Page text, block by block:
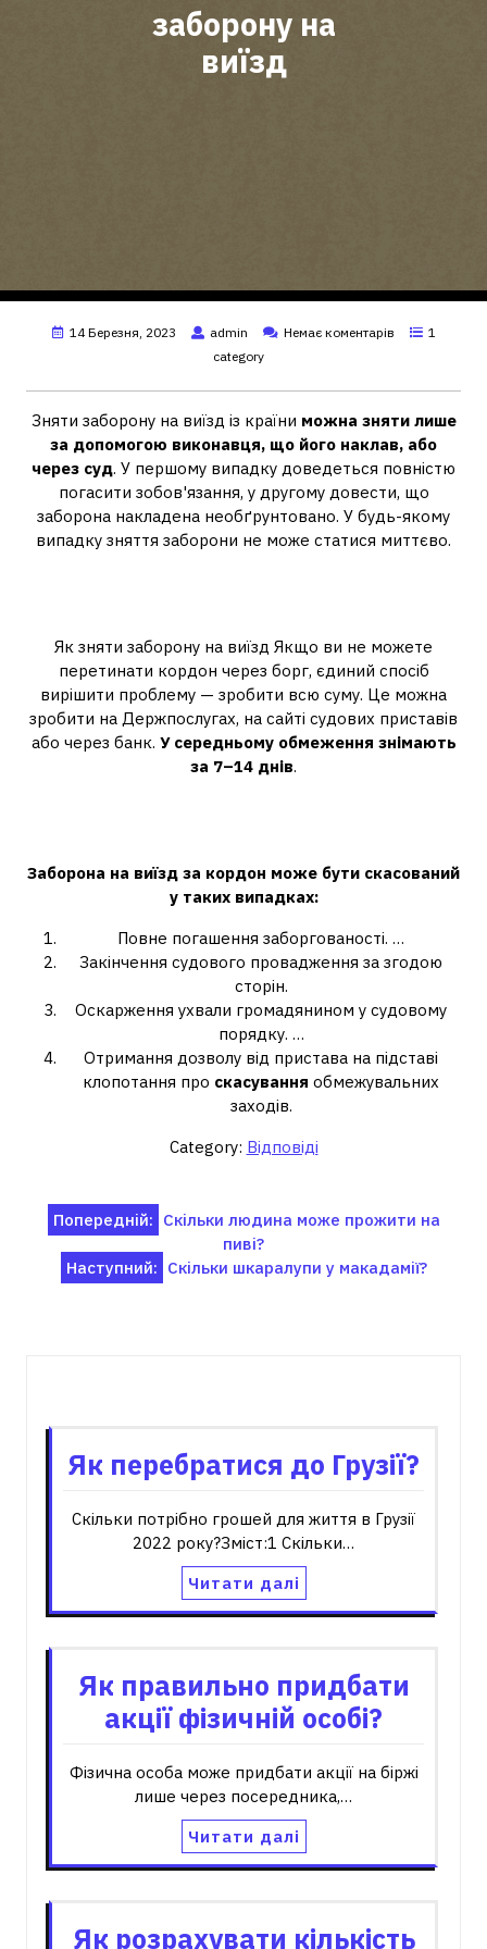
заборону на
виїзд
14 Березня, 2023 admin Немає коментарів
1
category
Зняти заборону на виїзд із країни можна зняти лише
за допомогою виконавця, що його наклав, або
через суд. У першому випадку доведеться повністю
погасити зобов'язання, у другому довести, що
заборона накладена необґрунтовано. У будь-якому
випадку зняття заборони не може статися миттєво.
Як зняти заборону на виїзд Якщо ви не можете
перетинати кордон через борг, єдиний спосіб
вирішити проблему — зробити всю суму. Це можна
зробити на Держпослугах, на сайті судових приставів
або через банк. У середньому обмеження знімають
за 7–14 днів.
Заборона на виїзд за кордон може бути скасований
у таких випадках:
Повне погашення заборгованості. …
Закінчення судового провадження за згодою
сторін.
Оскарження ухвали громадянином у судовому
порядку. …
Отримання дозволу від пристава на підставі
клопотання про скасування обмежувальних
заходів.
Category: Відповіді
Навігація
записів
Попередній: Скільки людина може прожити на
пиві?
Наступний: Скільки шкаралупи у макадамії?
Як перебратися до Грузії?
Скільки потрібно грошей для життя в Грузії
2022 року?Зміст:1 Скільки…
Читати далі
Як правильно придбати
акції фізичній особі?
Фізична особа може придбати акції на біржі
лише через посередника,…
Читати далі
Як розрахувати кількість